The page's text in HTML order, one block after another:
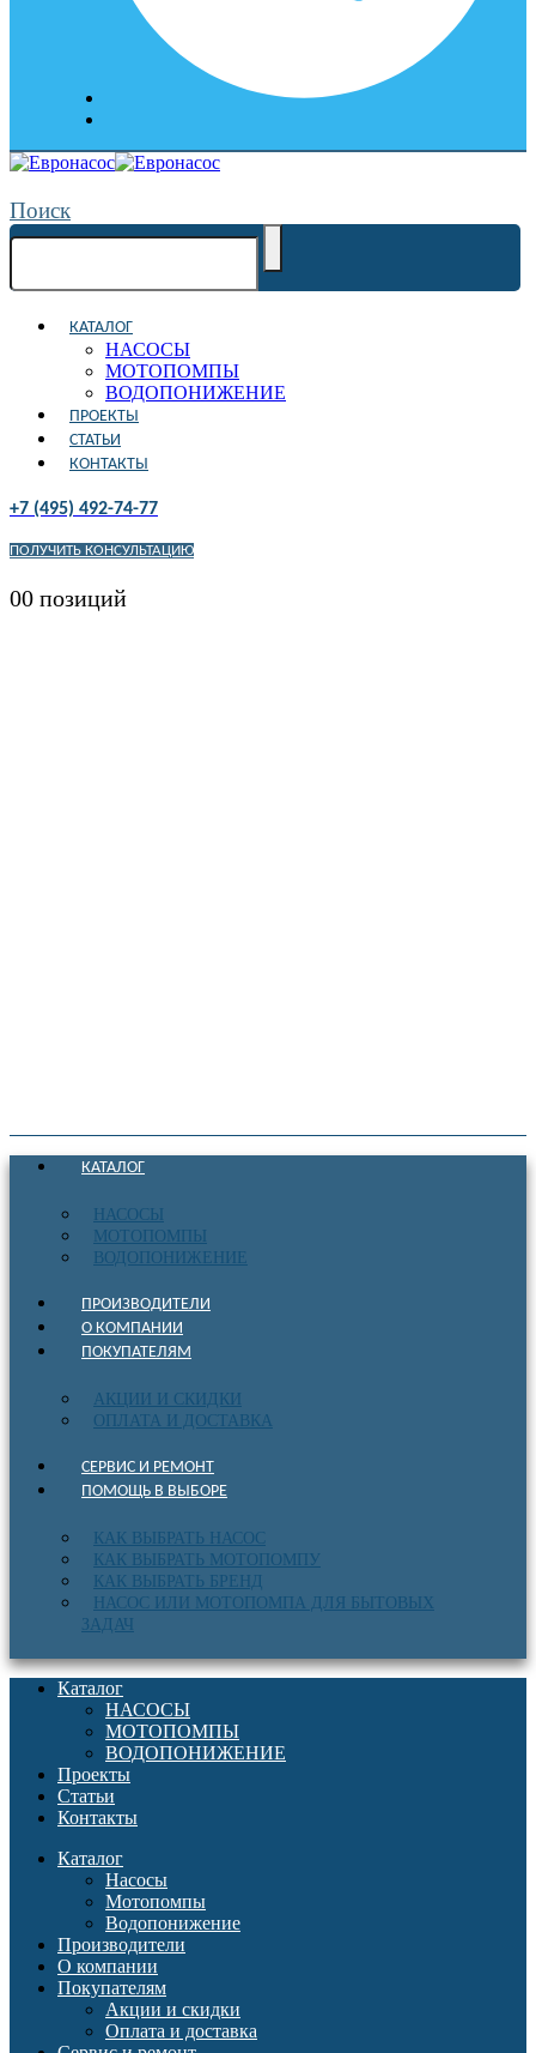
Поиск
КАТАЛОГ
НАСОСЫ
МОТОПОМПЫ
ВОДОПОНИЖЕНИЕ
ПРОЕКТЫ
СТАТЬИ
КОНТАКТЫ
+7 (495) 492-74-77
ПОЛУЧИТЬ КОНСУЛЬТАЦИЮ
00 позиций
КАТАЛОГ
НАСОСЫ
МОТОПОМПЫ
ВОДОПОНИЖЕНИЕ
ПРОИЗВОДИТЕЛИ
О КОМПАНИИ
ПОКУПАТЕЛЯМ
АКЦИИ И СКИДКИ
ОПЛАТА И ДОСТАВКА
СЕРВИС И РЕМОНТ
ПОМОЩЬ В ВЫБОРЕ
КАК ВЫБРАТЬ НАСОС
КАК ВЫБРАТЬ МОТОПОМПУ
КАК ВЫБРАТЬ БРЕНД
НАСОС ИЛИ МОТОПОМПА ДЛЯ БЫТОВЫХ
ЗАДАЧ
Каталог
НАСОСЫ
МОТОПОМПЫ
ВОДОПОНИЖЕНИЕ
Проекты
Статьи
Контакты
Каталог
Насосы
Мотопомпы
Водопонижение
Производители
О компании
Покупателям
Акции и скидки
Оплата и доставка